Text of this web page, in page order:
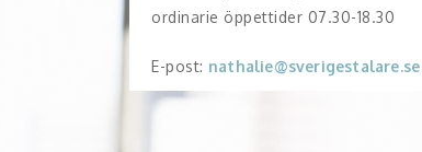
ordinarie öppettider 07.30-18.30
E-post: nathalie@sverigestalare.se